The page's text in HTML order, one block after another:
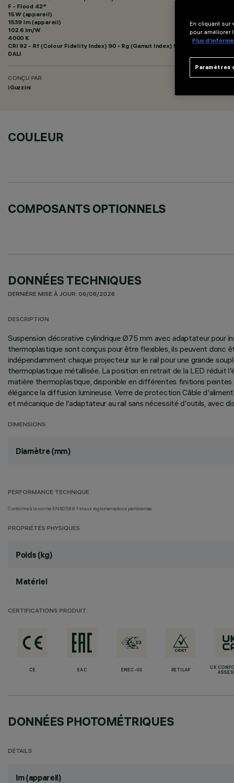
F - Flood 42°
15 W (appareil)
1539 lm (appareil)
102.6 lm/W
4000 K
CRI 92 - Rf (Colour Fidelity Index) 90 - Rg (Gamut Index) 98
DALI
CONÇU PAR
iGuzzini
COULEUR
COMPOSANTS OPTIONNELS
DONNÉES TECHNIQUES
DERNIÈRE MISE À JOUR: 06/08/2026
DESCRIPTION
Suspension décorative cylindrique Ø75 mm avec adaptateur pour
thermoplastique sont conçus pour être flexibles, ils peuvent donc
indépendamment chaque projecteur sur le rail pour une grande
thermoplastique métallisée. La position en retrait de la LED réduit
matière thermoplastique, disponible en différentes finitions
élégance la diffusion lumineuse. Verre de protection Câble
et mécanique de l'adaptateur au rail sans nécessité d'outils, avec
DIMENSIONS
Diamètre (mm)
PERFORMANCE TECHNIQUE
Conforme à la norme EN60598-1 et aux réglementations pertinentes.
PROPRIÉTÉS PHYSIQUES
Poids (kg)
Matériel
CERTIFICATIONS PRODUIT
CE EAC ENEC-03 RETILAP
UK
DONNÉES PHOTOMÉTRIQUES
DÉTAILS
lm (appareil)
En cliquant sur
pour améliorer
Plus
Paramètres